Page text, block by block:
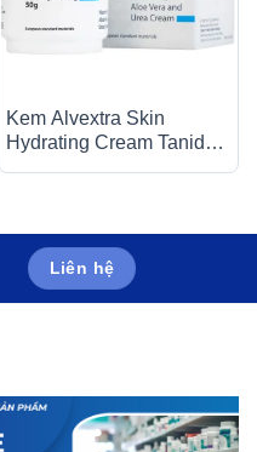
Kem Alvextra Skin
Hydrating Cream Tanida
dưỡng ẩm da tay, gót
Liên hệ